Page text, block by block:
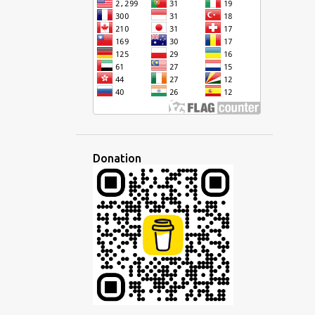
CURSIVE DÉFI DÉMOCRATIQUE
DÉVELOPPEMENT DISCOURS
DISCUSSION DISPARITÉ
ÉCHANGE ÉCOLE ÉCONOMIE
ÉCOUTER ÉCRIRE
EFFACEMENT CULTUREL
EMPLOI EN LIGNE ENSEIGNANT
ENSEIGNEMENT ENTREPRISE
ESPAGNOL ESPERANTISTO
ESPÉRANTO ESPRIT
ÉTAT D'ESPRIT ETHNIQUE
ÉTRANGER ÉTRANGERS ÉTUDE
Donation